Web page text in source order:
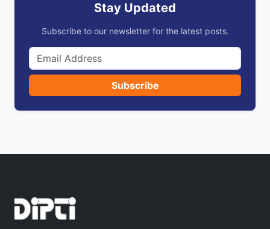
Stay Updated
Subscribe to our newsletter for the latest posts.
Subscribe